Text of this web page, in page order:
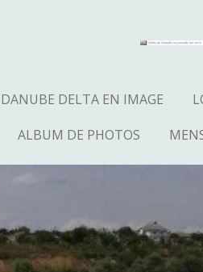
DANUBE DELTA EN IMAGE
ALBUM DE PHOTOS